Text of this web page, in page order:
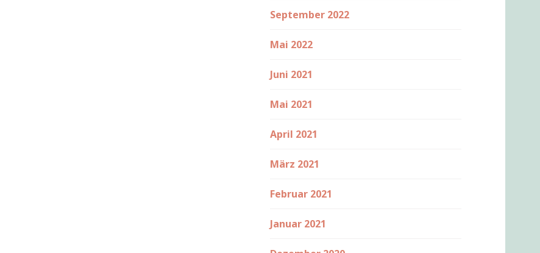
September 2022
Mai 2022
Juni 2021
Mai 2021
April 2021
März 2021
Februar 2021
Januar 2021